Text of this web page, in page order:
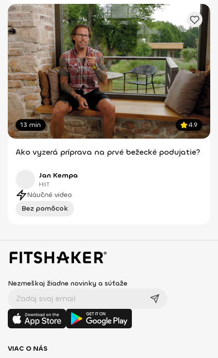
13 min 4.9
Ako vyzerá príprava na prvé bežecké podujatie?
Jan Kempa
HIIT
Náučné video
Bez pomôcok
Nezmeškaj žiadne novinky a súťaže
VIAC O NÁS